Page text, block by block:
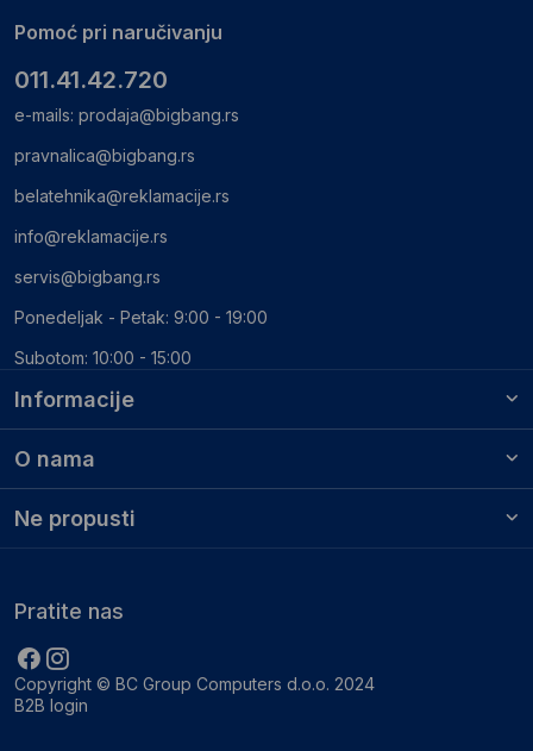
Informacije
O nama
Ne propusti
Pomoć pri naručivanju
011.41.42.720
e-mails: prodaja@bigbang.rs
pravnalica@bigbang.rs
belatehnika@reklamacije.rs
info@reklamacije.rs
servis@bigbang.rs
Ponedeljak - Petak: 9:00 - 19:00
Subotom: 10:00 - 15:00
Copyright © BC Group Computers d.o.o. 2024
B2B login
Pratite nas